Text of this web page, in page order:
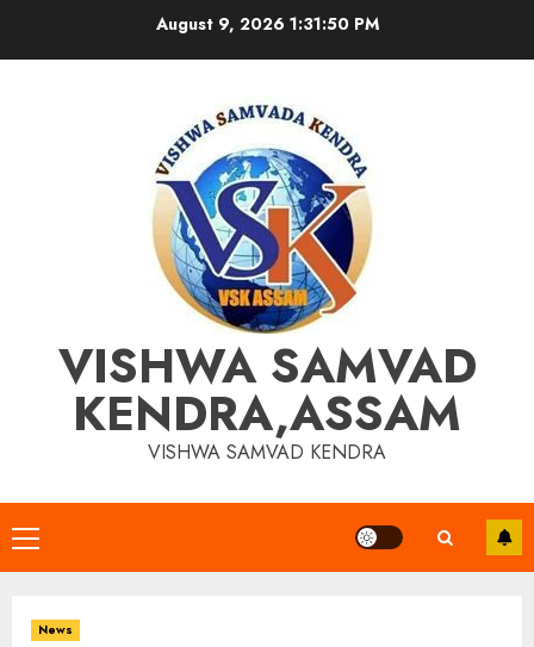
August 9, 2026 1:31:50 PM
VISHWA SAMVAD
KENDRA,ASSAM
VISHWA SAMVAD KENDRA
Primary
Menu
News